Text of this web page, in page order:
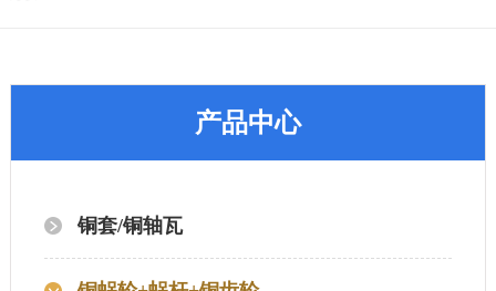
产品中心
铜套/铜轴瓦